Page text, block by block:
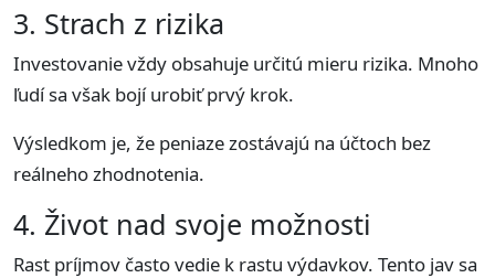
3. Strach z rizika
Investovanie vždy obsahuje určitú mieru rizika. Mnoho
ľudí sa však bojí urobiť prvý krok.
Výsledkom je, že peniaze zostávajú na účtoch bez
reálneho zhodnotenia.
4. Život nad svoje možnosti
Rast príjmov často vedie k rastu výdavkov. Tento jav sa